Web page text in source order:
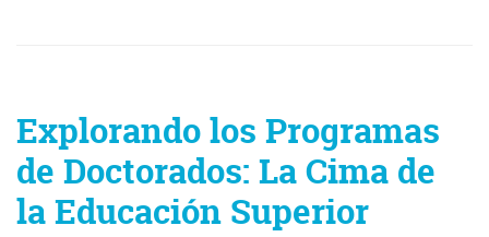
Explorando los Programas
de Doctorados: La Cima de
la Educación Superior